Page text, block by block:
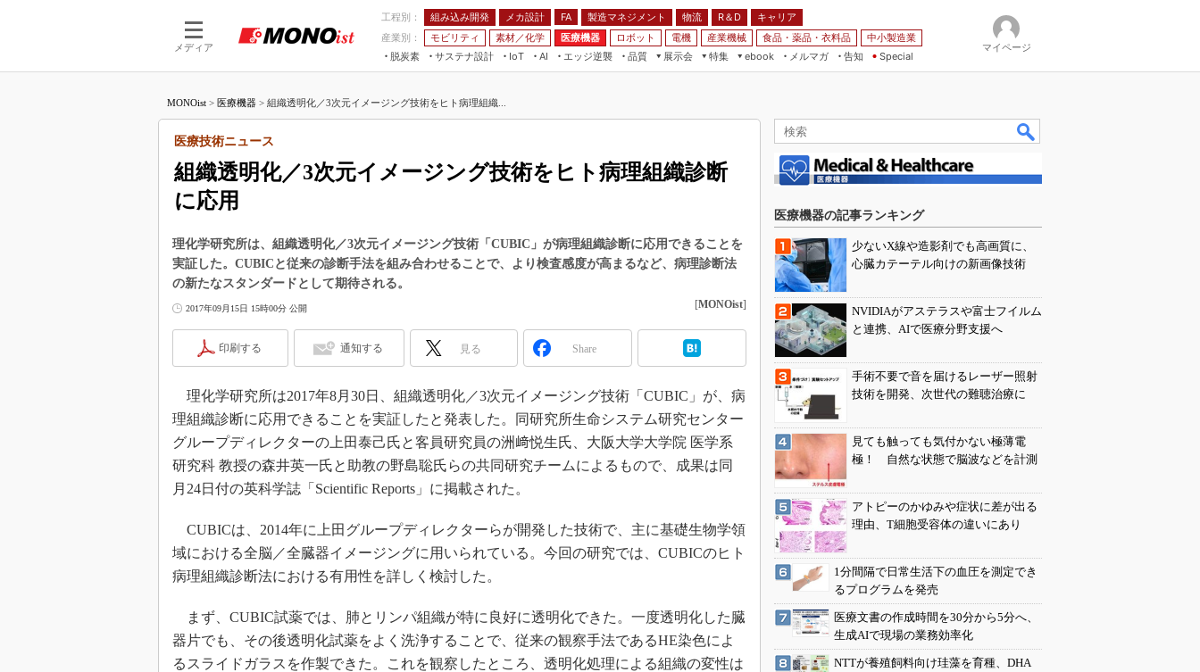
メディア
工程別： 組み込み開発 メカ設計 FA 製造マネジメント 物流 R＆D
キャリア
産業別：
モビリティ 素材／化学 医療機器 ロボット 電機 産業機械 食品・薬品・衣料品
中小製造業
脱炭素
サステナ設計
IoT
つながる工場
AI
AI×設備保全
エッジ逆襲 品質
展示会
JIMTOF
IIFES
TECHNO-FRONTIER
EdgeTech+
日本ものづくりワールド
AUTOMOTIVE WORLD
産業オープンネット展
特集
フィールドサービス
組み込み画像技術
組み込みモデリング
ISO26262
3Dプリンタ
デジタルツインとCAE
S＆OP
製造業ビッグデータ
知財マネジメント
海外生産
ebook
メルマガ
告知 Special
マイページ
MONOist > 医療機器 > 組織透明化／3次元イメージング技術をヒト病理組織...
組織透明化／3次元イメージング技術をヒト病理組織診断
に応用
医療技術ニュース
理化学研究所は、組織透明化／3次元イメージング技術「CUBIC」が病理組織診断に応用できることを
実証した。CUBICと従来の診断手法を組み合わせることで、より検査感度が高まるなど、病理診断法
の新たなスタンダードとして期待される。
2017年09月15日 15時00分 公開 [MONOist]
印刷する 通知する 見る Share
理化学研究所は2017年8月30日、組織透明化／3次元イメージング技術「CUBIC」が、病
理組織診断に応用できることを実証したと発表した。同研究所生命システム研究センター
グループディレクターの上田泰己氏と客員研究員の洲﨑悦生氏、大阪大学大学院 医学系
研究科 教授の森井英一氏と助教の野島聡氏らの共同研究チームによるもので、成果は同
月24日付の英科学誌「Scientific Reports」に掲載された。
CUBICは、2014年に上田グループディレクターらが開発した技術で、主に基礎生物学領
域における全脳／全臓器イメージングに用いられている。今回の研究では、CUBICのヒト
病理組織診断法における有用性を詳しく検討した。
まず、CUBIC試薬では、肺とリンパ組織が特に良好に透明化できた。一度透明化した臓
器片でも、その後透明化試薬をよく洗浄することで、従来の観察手法であるHE染色によ
るスライドガラスを作製できた。これを観察したところ、透明化処理による組織の変性は
医療機器の記事ランキング
少ないX線や造影剤でも高画質に、
心臓カテーテル向けの新画像技術
NVIDIAがアステラスや富士フイルム
と連携、AIで医療分野支援へ
手術不要で音を届けるレーザー照射
技術を開発、次世代の難聴治療に
見ても触っても気付かない極薄電
極！ 自然な状態で脳波などを計測
アトピーのかゆみや症状に差が出る
理由、T細胞受容体の違いにあり
1分間隔で日常生活下の血圧を測定でき
るプログラムを発売
医療文書の作成時間を30分から5分へ、
生成AIで現場の業務効率化
NTTが養殖飼料向け珪藻を育種、DHA